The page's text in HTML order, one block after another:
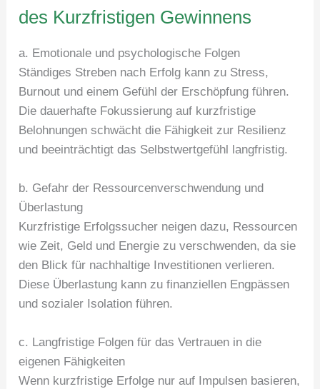
des Kurzfristigen Gewinnens
a. Emotionale und psychologische Folgen
Ständiges Streben nach Erfolg kann zu Stress,
Burnout und einem Gefühl der Erschöpfung führen.
Die dauerhafte Fokussierung auf kurzfristige
Belohnungen schwächt die Fähigkeit zur Resilienz
und beeinträchtigt das Selbstwertgefühl langfristig.
b. Gefahr der Ressourcenverschwendung und
Überlastung
Kurzfristige Erfolgssucher neigen dazu, Ressourcen
wie Zeit, Geld und Energie zu verschwenden, da sie
den Blick für nachhaltige Investitionen verlieren.
Diese Überlastung kann zu finanziellen Engpässen
und sozialer Isolation führen.
c. Langfristige Folgen für das Vertrauen in die
eigenen Fähigkeiten
Wenn kurzfristige Erfolge nur auf Impulsen basieren,